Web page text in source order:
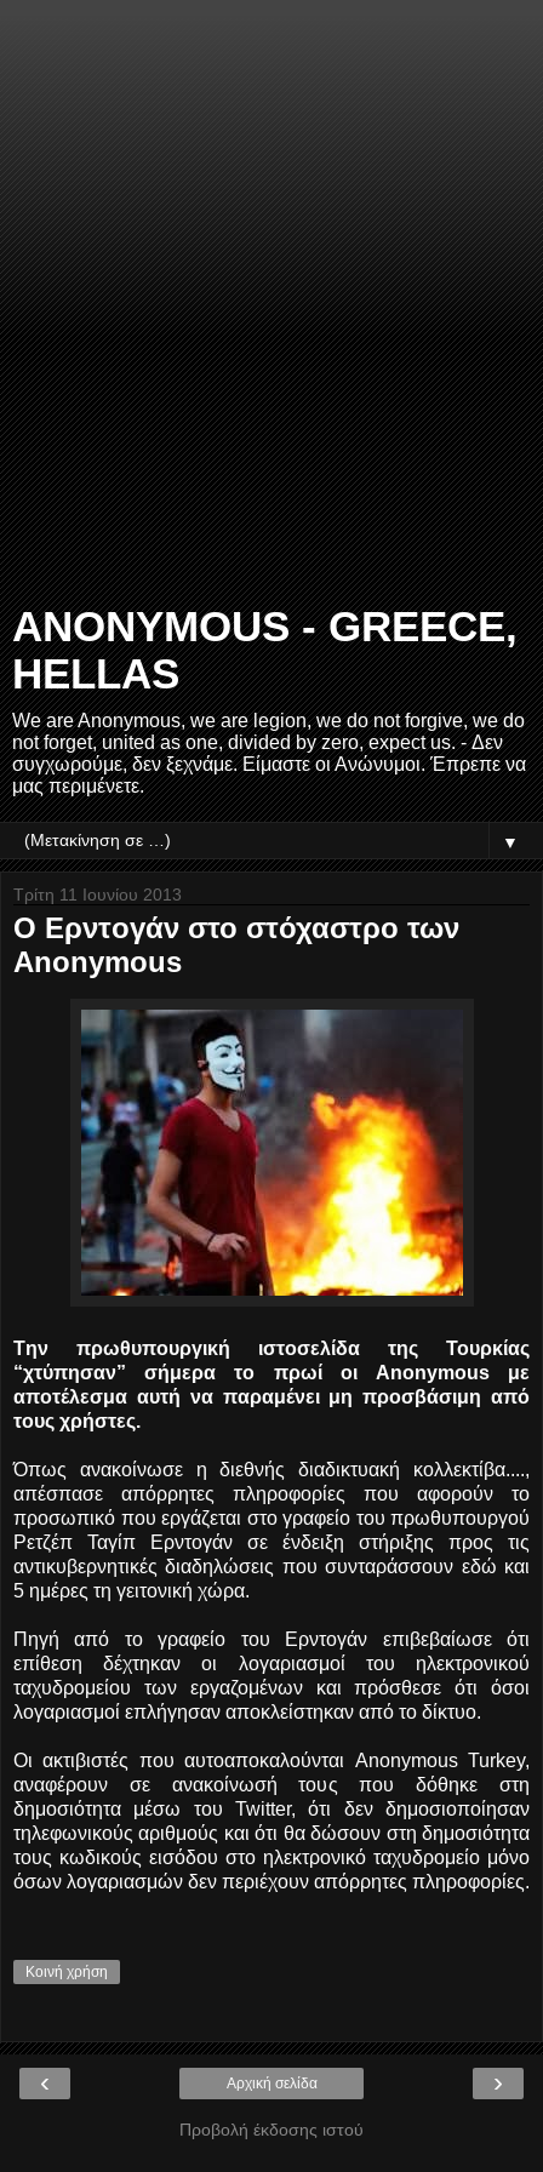
ANONYMOUS - GREECE,
HELLAS
We are Anonymous, we are legion, we do not forgive, we do
not forget, united as one, divided by zero, expect us. - Δεν
συγχωρούμε, δεν ξεχνάμε. Είμαστε οι Ανώνυμοι. Έπρεπε να
μας περιμένετε.
▼
Τρίτη 11 Ιουνίου 2013
Ο Ερντoγάν στο στόχαστρο των
Anonymous
Tην πρωθυπουργική ιστοσελίδα της Τουρκίας
“χτύπησαν” σήμερα το πρωί οι Anonymous με
αποτέλεσμα αυτή να παραμένει μη προσβάσιμη από
τους χρήστες.
Όπως ανακοίνωσε η διεθνής διαδικτυακή κολλεκτίβα....,
απέσπασε απόρρητες πληροφορίες που αφορούν το
προσωπικό που εργάζεται στο γραφείο του πρωθυπουργού
Ρετζέπ Ταγίπ Ερντογάν σε ένδειξη στήριξης προς τις
αντικυβερνητικές διαδηλώσεις που συνταράσσουν εδώ και
5 ημέρες τη γειτονική χώρα.
Πηγή από το γραφείο του Ερντογάν επιβεβαίωσε ότι
επίθεση δέχτηκαν οι λογαριασμοί του ηλεκτρονικού
ταχυδρομείου των εργαζομένων και πρόσθεσε ότι όσοι
λογαριασμοί επλήγησαν αποκλείστηκαν από το δίκτυο.
Οι ακτιβιστές που αυτοαποκαλούνται Anonymous Turkey,
αναφέρουν σε ανακοίνωσή τους που δόθηκε στη
δημοσιότητα μέσω του Twitter, ότι δεν δημοσιοποίησαν
τηλεφωνικούς αριθμούς και ότι θα δώσουν στη δημοσιότητα
τους κωδικούς εισόδου στο ηλεκτρονικό ταχυδρομείο μόνο
όσων λογαριασμών δεν περιέχουν απόρρητες πληροφορίες.
Κοινή χρήση
‹ ›
Αρχική σελίδα
Προβολή έκδοσης ιστού